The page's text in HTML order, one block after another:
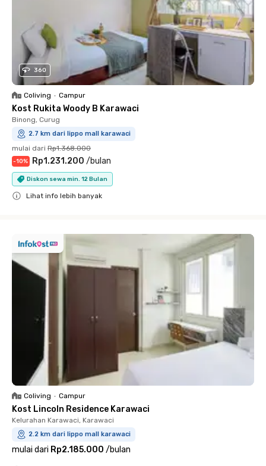
360
Coliving • Campur
Kost Rukita Woody B Karawaci
Binong, Curug
2.7 km dari lippo mall karawaci
mulai dari Rp1.368.000
-10% Rp1.231.200 /bulan
Diskon sewa min. 12 Bulan
Lihat info lebih banyak
Coliving • Campur
Kost Lincoln Residence Karawaci
Kelurahan Karawaci, Karawaci
2.2 km dari lippo mall karawaci
mulai dari Rp2.185.000 /bulan